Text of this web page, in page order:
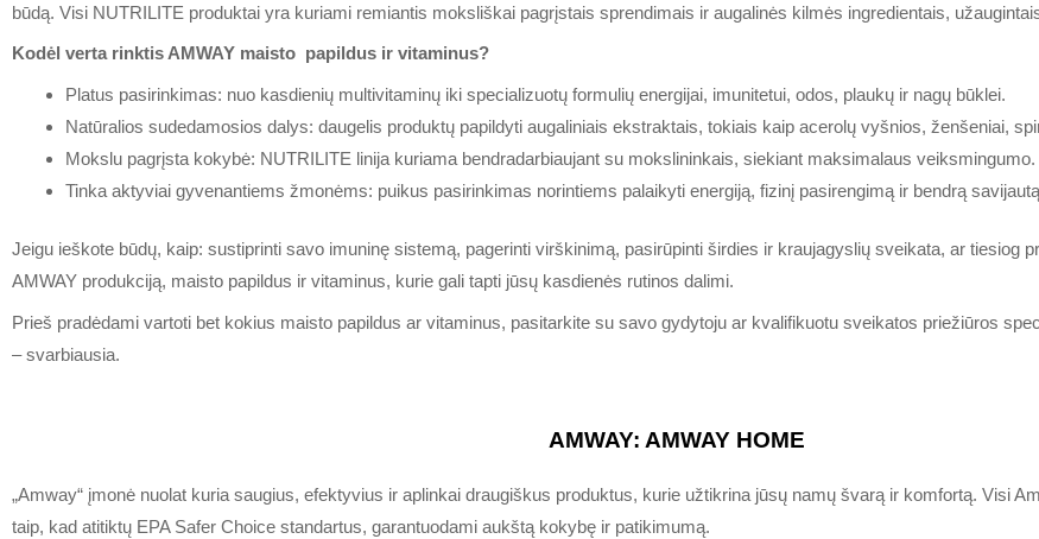
būdą. Visi NUTRILITE produktai yra kuriami remiantis moksliškai pagrįstais sprendimais ir augalinės kilmės ingredientais,
Kodėl verta rinktis AMWAY maisto papildus ir vitaminus?
Platus pasirinkimas: nuo kasdienių multivitaminų iki specializuotų formulių energijai, imunitetui, odos, plaukų ir nagų būklei.
Natūralios sudedamosios dalys: daugelis produktų papildyti augaliniais ekstraktais, tokiais kaip acerolų vyšnios, ženšeniai,
Mokslu pagrįsta kokybė: NUTRILITE linija kuriama bendradarbiaujant su mokslininkais, siekiant maksimalaus veiksmingumo.
Tinka aktyviai gyvenantiems žmonėms: puikus pasirinkimas norintiems palaikyti energiją, fizinį pasirengimą ir bendrą
Jeigu ieškote būdų, kaip: sustiprinti savo imuninę sistemą, pagerinti virškinimą, pasirūpinti širdies ir kraujagyslių sveikata, ar tiesiog
AMWAY produkciją, maisto papildus ir vitaminus, kurie gali tapti jūsų kasdienės rutinos dalimi.
Prieš pradėdami vartoti bet kokius maisto papildus ar vitaminus, pasitarkite su savo gydytoju ar kvalifikuotu sveikatos priežiūros
– svarbiausia.
AMWAY: AMWAY HOME
„Amway“ įmonė nuolat kuria saugius, efektyvius ir aplinkai draugiškus produktus, kurie užtikrina jūsų namų švarą ir komfortą. Visi
taip, kad atitiktų EPA Safer Choice standartus, garantuodami aukštą kokybę ir patikimumą.